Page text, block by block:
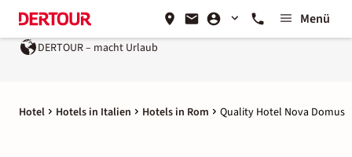
Menü
DERTOUR – macht Urlaub
Hotel Hotels in Italien Hotels in Rom Quality Hotel Nova Domus